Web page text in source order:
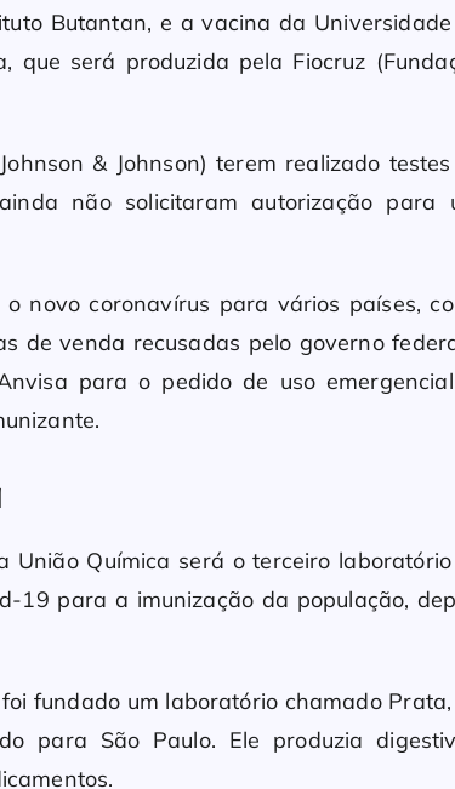
Butantan, e a vacina da
que será produzida pela Fiocruz
& Johnson) terem realizado
não solicitaram autorização para
novo coronavírus para vários países,
de venda recusadas pelo governo
para o pedido de uso
União Química será o terceiro
19 para a imunização da população,
fundado um laboratório chamado
para São Paulo. Ele produzia